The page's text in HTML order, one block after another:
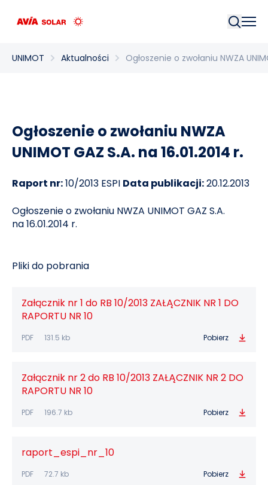
UNIMOT Aktualności Ogłoszenie o zwołaniu NWZA
Ogłoszenie o zwołaniu NWZA
UNIMOT GAZ S.A. na 16.01.2014 r.
Raport nr:10/2013 ESPI Data publikacji:20.12.2013
Ogłoszenie o zwołaniu NWZA UNIMOT GAZ S.A.
na 16.01.2014 r.
Pliki do pobrania
Załącznik nr 1 do RB 10/2013 ZAŁĄCZNIK NR 1 DO
RAPORTU NR 10
PDF 131.5 kb Pobierz
Załącznik nr 2 do RB 10/2013 ZAŁĄCZNIK NR 2 DO
RAPORTU NR 10
PDF 196.7 kb Pobierz
raport_espi_nr_10
PDF 72.7 kb Pobierz